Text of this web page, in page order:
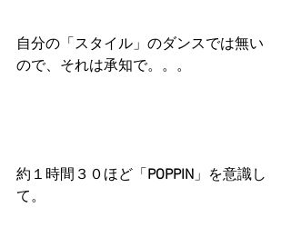
自分の「スタイル」のダンスでは無い
ので、それは承知で。。。
約１時間３０ほど「 POPPIN」を意識し
て。